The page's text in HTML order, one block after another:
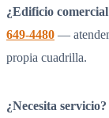
¿Edificio
649-4480 —
propia cuadrilla.
¿Necesita servicio?